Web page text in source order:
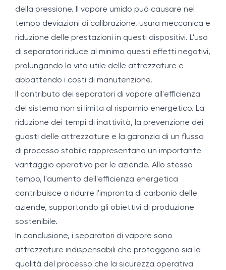
della pressione. Il vapore umido può causare nel
tempo deviazioni di calibrazione, usura meccanica e
riduzione delle prestazioni in questi dispositivi. L'uso
di separatori riduce al minimo questi effetti negativi,
prolungando la vita utile delle attrezzature e
abbattendo i costi di manutenzione.
Il contributo dei separatori di vapore all'efficienza
del sistema non si limita al risparmio energetico. La
riduzione dei tempi di inattività, la prevenzione dei
guasti delle attrezzature e la garanzia di un flusso
di processo stabile rappresentano un importante
vantaggio operativo per le aziende. Allo stesso
tempo, l'aumento dell'efficienza energetica
contribuisce a ridurre l'impronta di carbonio delle
aziende, supportando gli obiettivi di produzione
sostenibile.
In conclusione, i separatori di vapore sono
attrezzature indispensabili che proteggono sia la
qualità del processo che la sicurezza operativa